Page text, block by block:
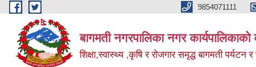
Skip to main content 9854071111
बागमती नगरपालिका नगर कार्यपालिकाको
शिक्षा,स्वास्थ्य ,कृषि र रोजगार समृद्ध बागमती पर्यटन र